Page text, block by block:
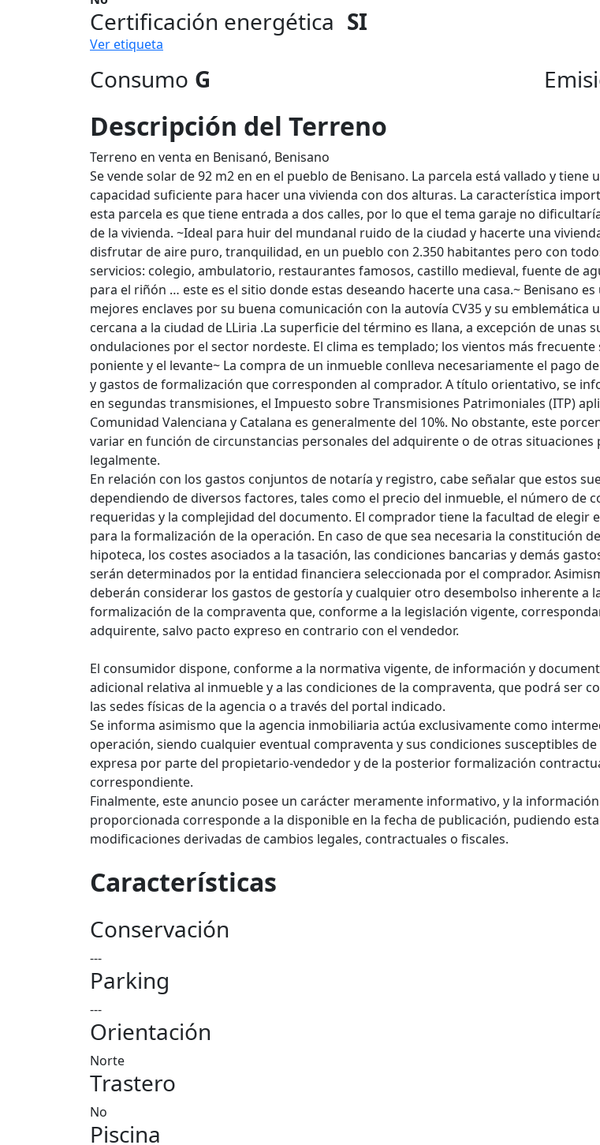
Certificación energética SI
Ver etiqueta
Consumo G
Descripción del Terreno
Terreno en venta en Benisanó, Benisano
Se vende solar de 92 m2 en en el pueblo de Benisano. La parcela está vallado y tiene
capacidad suficiente para hacer una vivienda con dos alturas. La característica
esta parcela es que tiene entrada a dos calles, por lo que el tema garaje no
de la vivienda. ~Ideal para huir del mundanal ruido de la ciudad y hacerte una
disfrutar de aire puro, tranquilidad, en un pueblo con 2.350 habitantes pero con
servicios: colegio, ambulatorio, restaurantes famosos, castillo medieval, fuente de
para el riñón … este es el sitio donde estas deseando hacerte una casa.~ Benisano es
mejores enclaves por su buena comunicación con la autovía CV35 y su emblemática
cercana a la ciudad de LLiria .La superficie del término es llana, a excepción de unas
ondulaciones por el sector nordeste. El clima es templado; los vientos más frecuente
poniente y el levante~ La compra de un inmueble conlleva necesariamente el pago
y gastos de formalización que corresponden al comprador. A título orientativo, se
en segundas transmisiones, el Impuesto sobre Transmisiones Patrimoniales (ITP)
Comunidad Valenciana y Catalana es generalmente del 10%. No obstante, este
variar en función de circunstancias personales del adquirente o de otras situaciones
legalmente.
En relación con los gastos conjuntos de notaría y registro, cabe señalar que estos
dependiendo de diversos factores, tales como el precio del inmueble, el número de
requeridas y la complejidad del documento. El comprador tiene la facultad de elegir
para la formalización de la operación. En caso de que sea necesaria la constitución
hipoteca, los costes asociados a la tasación, las condiciones bancarias y demás
serán determinados por la entidad financiera seleccionada por el comprador.
deberán considerar los gastos de gestoría y cualquier otro desembolso inherente a
formalización de la compraventa que, conforme a la legislación vigente,
adquirente, salvo pacto expreso en contrario con el vendedor.
El consumidor dispone, conforme a la normativa vigente, de información y
adicional relativa al inmueble y a las condiciones de la compraventa, que podrá ser
las sedes físicas de la agencia o a través del portal indicado.
Se informa asimismo que la agencia inmobiliaria actúa exclusivamente como
operación, siendo cualquier eventual compraventa y sus condiciones susceptibles
expresa por parte del propietario-vendedor y de la posterior formalización
correspondiente.
Finalmente, este anuncio posee un carácter meramente informativo, y la información
proporcionada corresponde a la disponible en la fecha de publicación, pudiendo
modificaciones derivadas de cambios legales, contractuales o fiscales.
Características
Conservación
---
Parking
---
Orientación
Norte
Trastero
No
Piscina